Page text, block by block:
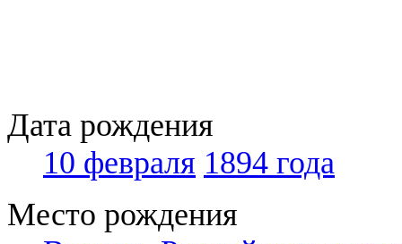
Дата рождения
10 февраля 1894 года
Место рождения